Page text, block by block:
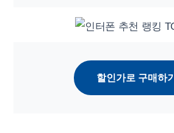
할인가로 구매하기